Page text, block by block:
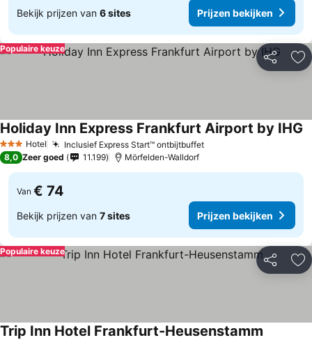
Bekijk prijzen van 6 sites Prijzen bekijken
Delen
Populaire keuze
3 SterrenHotel Inclusief Express Start™ ontbijtbuffetPrijzen bekijken
Holiday Inn Express Frankfurt Airport by IHG
8,0 Zeer goed 11.199 Mörfelden-Walldorf
Van € 74
Bekijk prijzen van 7 sites Prijzen bekijken
Delen
Populaire keuze
Trip Inn Hotel Frankfurt-Heusenstamm